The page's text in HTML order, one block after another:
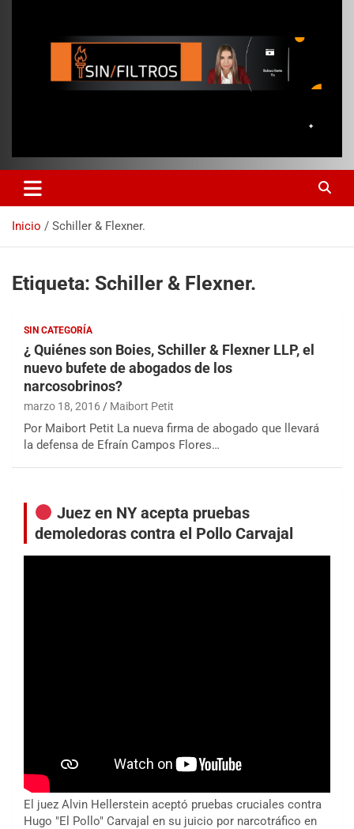
Inicio Schiller & Flexner.
Etiqueta: Schiller & Flexner.
SIN CATEGORÍA
¿ Quiénes son Boies, Schiller & Flexner LLP, el
nuevo bufete de abogados de los
narcosobrinos?
marzo 18, 2016 Maibort Petit
Por Maibort Petit La nueva firma de abogado que llevará
la defensa de Efraín Campos Flores…
Juez en NY acepta pruebas
demoledoras contra el Pollo Carvajal
El juez Alvin Hellerstein aceptó pruebas cruciales contra
Hugo "El Pollo" Carvajal en su juicio por narcotráfico en